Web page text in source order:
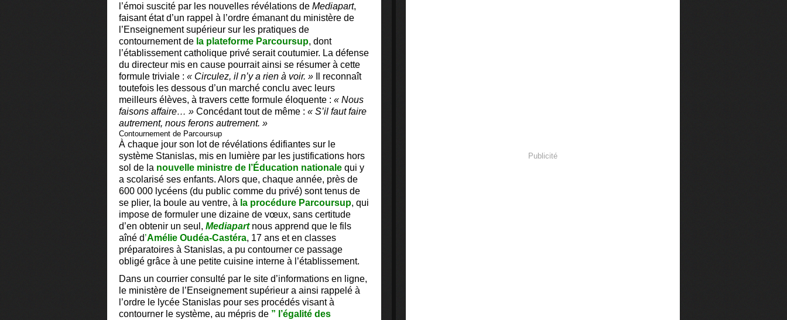
l’émoi suscité par les nouvelles révélations de Mediapart,
faisant état d’un rappel à l’ordre émanant du ministère de
l’Enseignement supérieur sur les pratiques de
contournement de la plateforme Parcoursup, dont
l’établissement catholique privé serait coutumier. La défense
du directeur mis en cause pourrait ainsi se résumer à cette
formule triviale : « Circulez, il n’y a rien à voir. » Il reconnaît
toutefois les dessous d’un marché conclu avec leurs
meilleurs élèves, à travers cette formule éloquente : « Nous
faisons affaire… » Concédant tout de même : « S’il faut faire
autrement, nous ferons autrement. »
Contournement de Parcoursup
À chaque jour son lot de révélations édifiantes sur le
système Stanislas, mis en lumière par les justifications hors
sol de la nouvelle ministre de l’Éducation nationale qui y
a scolarisé ses enfants. Alors que, chaque année, près de
600 000 lycéens (du public comme du privé) sont tenus de
se plier, la boule au ventre, à la procédure Parcoursup, qui
impose de formuler une dizaine de vœux, sans certitude
d’en obtenir un seul, Mediapartnous apprend que le fils
aîné d’Amélie Oudéa-Castéra, 17 ans et en classes
préparatoires à Stanislas, a pu contourner ce passage
obligé grâce à une petite cuisine interne à l’établissement.
Dans un courrier consulté par le site d’informations en ligne,
le ministère de l’Enseignement supérieur a ainsi rappelé à
l’ordre le lycée Stanislas pour ses procédés visant à
contourner le système, au mépris de ” l’égalité des
Publicité